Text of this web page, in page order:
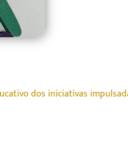
dos iniciativas